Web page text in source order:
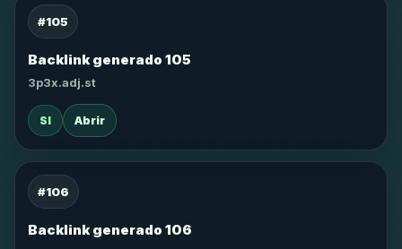
#105
Backlink generado 105
3p3x.adj.st
SI Abrir
#106
Backlink generado 106